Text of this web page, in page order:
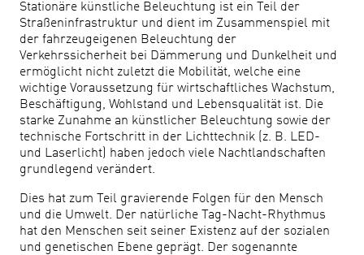
Stationäre künstliche Beleuchtung ist ein Teil der
Straßeninfrastruktur und dient im Zusammenspiel mit
der fahrzeugeigenen Beleuchtung der
Verkehrssicherheit bei Dämmerung und Dunkelheit und
ermöglicht nicht zuletzt die Mobilität, welche eine
wichtige Voraussetzung für wirtschaftliches Wachstum,
Beschäftigung, Wohlstand und Lebensqualität ist. Die
starke Zunahme an künstlicher Beleuchtung sowie der
technische Fortschritt in der Lichttechnik (z. B. LED-
und Laserlicht) haben jedoch viele Nachtlandschaften
grundlegend verändert.
Dies hat zum Teil gravierende Folgen für den Mensch
und die Umwelt. Der natürliche Tag-Nacht-Rhythmus
hat den Menschen seit seiner Existenz auf der sozialen
und genetischen Ebene geprägt. Der sogenannte